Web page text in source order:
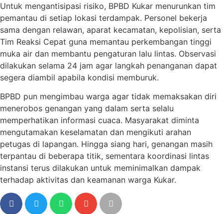
Untuk mengantisipasi risiko, BPBD Kukar menurunkan tim
pemantau di setiap lokasi terdampak. Personel bekerja
sama dengan relawan, aparat kecamatan, kepolisian, serta
Tim Reaksi Cepat guna memantau perkembangan tinggi
muka air dan membantu pengaturan lalu lintas. Observasi
dilakukan selama 24 jam agar langkah penanganan dapat
segera diambil apabila kondisi memburuk.
BPBD pun mengimbau warga agar tidak memaksakan diri
menerobos genangan yang dalam serta selalu
memperhatikan informasi cuaca. Masyarakat diminta
mengutamakan keselamatan dan mengikuti arahan
petugas di lapangan. Hingga siang hari, genangan masih
terpantau di beberapa titik, sementara koordinasi lintas
instansi terus dilakukan untuk meminimalkan dampak
terhadap aktivitas dan keamanan warga Kukar.